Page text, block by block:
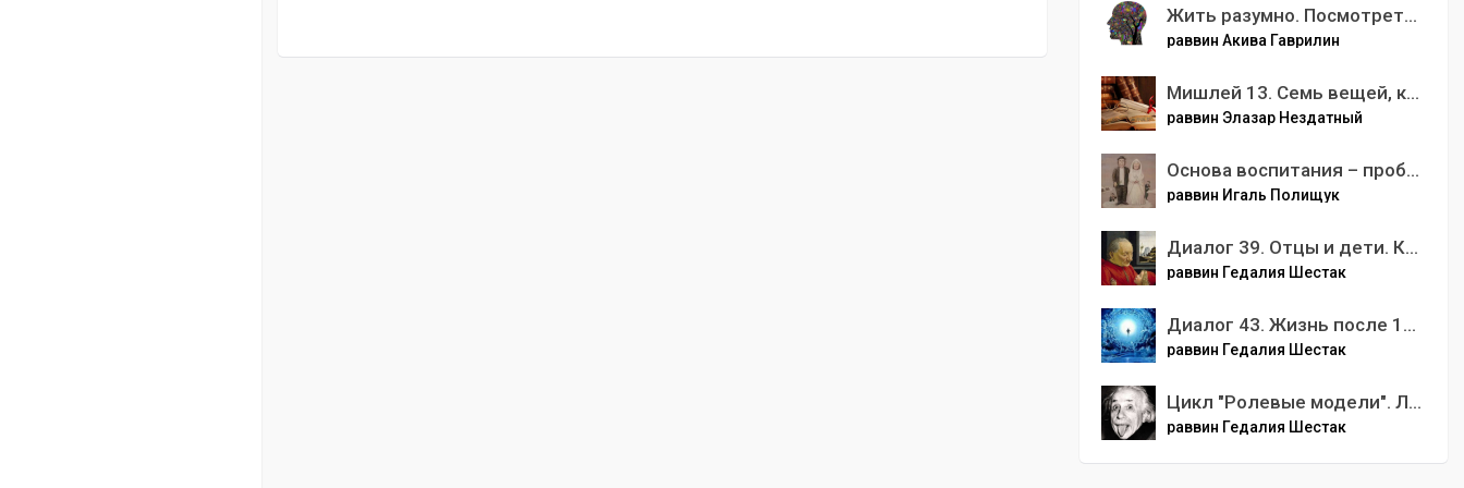
Жить разумно. Посмотреть в перспективу
раввин Акива Гаврилин
Мишлей 13. Семь вещей, которые ненавидит Всевышний
раввин Элазар Нездатный
Основа воспитания – пробудить Божественную душу в наших детях
раввин Игаль Полищук
Диалог 39. Отцы и дети. Как наши предки влияют на нас , а мы на них.
раввин Гедалия Шестак
Диалог 43. Жизнь после 120 лет. Путешествие души - еврейский взгляд
раввин Гедалия Шестак
Цикл "Ролевые модели". Лекция 62. Улыбка гения - Альберт Эйнштейн.
раввин Гедалия Шестак